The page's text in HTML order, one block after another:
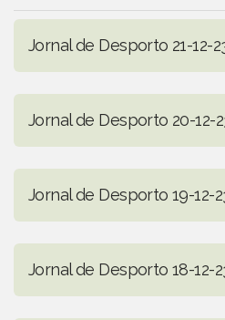
Jornal de Desporto 21-12-
Jornal de Desporto 20-12-
Jornal de Desporto 19-12-
Jornal de Desporto 18-12-